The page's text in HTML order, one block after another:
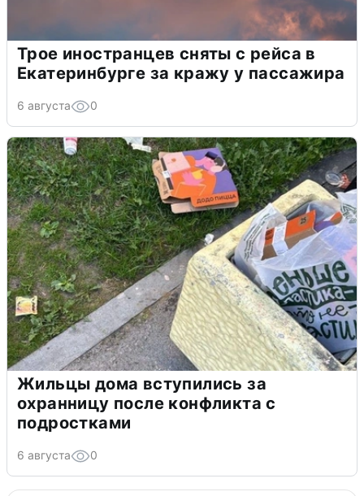
Трое иностранцев сняты с рейса в
Екатеринбурге за кражу у пассажира
6 августа 0
Жильцы дома вступились за
охранницу после конфликта с
подростками
6 августа 0